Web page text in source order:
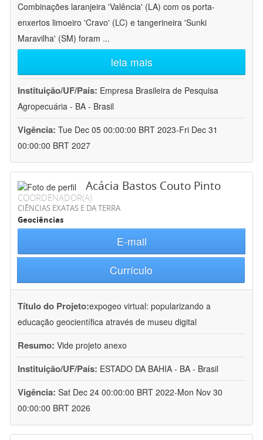
Combinações laranjeira 'Valência' (LA) com os porta-
enxertos limoeiro 'Cravo' (LC) e tangerineira 'Sunki
Maravilha' (SM) foram ...
leia mais
Instituição/UF/País: Empresa Brasileira de Pesquisa
Agropecuária - BA - Brasil
Vigência: Tue Dec 05 00:00:00 BRT 2023-Fri Dec 31
00:00:00 BRT 2027
Acácia Bastos Couto Pinto
COORDENADOR(A)
CIÊNCIAS EXATAS E DA TERRA
Geociências
E-mail
Currículo
Título do Projeto:expogeo virtual: popularizando a
educação geocientífica através de museu digital
Resumo: Vide projeto anexo
Instituição/UF/País: ESTADO DA BAHIA - BA - Brasil
Vigência: Sat Dec 24 00:00:00 BRT 2022-Mon Nov 30
00:00:00 BRT 2026